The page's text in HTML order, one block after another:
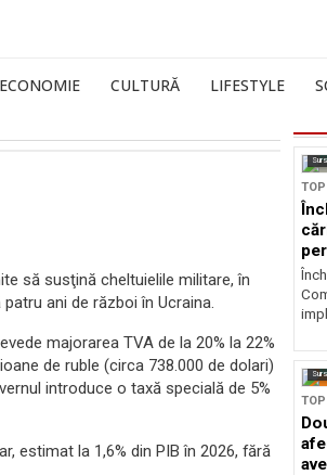
ECONOMIE CULTURĂ LIFESTYLE
să susţină cheltuielile militare, în
ani de război în Ucraina.
majorarea TVA de la 20% la 22%
de ruble (circa 738.000 de dolari)
introduce o taxă specială de 5%
estimat la 1,6% din PIB în 2026, fără